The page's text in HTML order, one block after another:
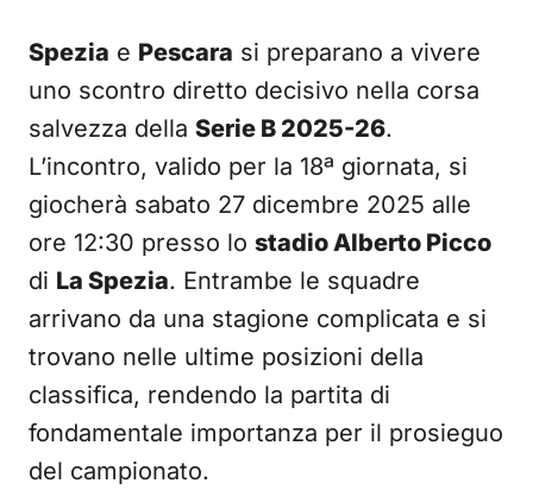
Spezia e Pescara si preparano a vivere
uno scontro diretto decisivo nella corsa
salvezza della Serie B 2025-26.
L’incontro, valido per la 18ª giornata, si
giocherà sabato 27 dicembre 2025 alle
ore 12:30 presso lo stadio Alberto Picco
di La Spezia. Entrambe le squadre
arrivano da una stagione complicata e si
trovano nelle ultime posizioni della
classifica, rendendo la partita di
fondamentale importanza per il prosieguo
del campionato.